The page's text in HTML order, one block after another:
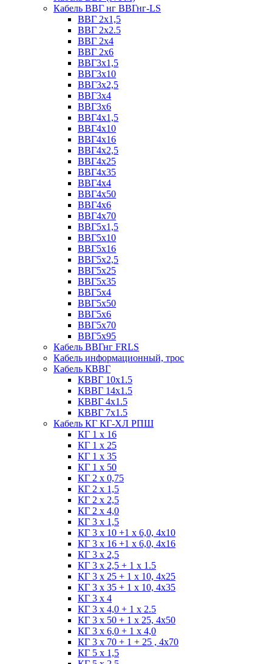
Кабель ВВГ нг ВВГнг-LS
ВВГ 2х1,5
ВВГ 2х2.5
ВВГ 2х4
ВВГ 2х6
ВВГ3х1,5
ВВГ3х10
ВВГ3х2,5
ВВГ3х4
ВВГ3х6
ВВГ4х1,5
ВВГ4х10
ВВГ4х16
ВВГ4х2,5
ВВГ4х25
ВВГ4х35
ВВГ4х4
ВВГ4х50
ВВГ4х6
ВВГ4х70
ВВГ5х1,5
ВВГ5х10
ВВГ5х16
ВВГ5х2,5
ВВГ5х25
ВВГ5х35
ВВГ5х4
ВВГ5х50
ВВГ5х6
ВВГ5х70
ВВГ5х95
Кабель ВВГнг FRLS
Кабель информационный, трос
Кабель КВВГ
КВВГ 10х1.5
КВВГ 14х1.5
КВВГ 4х1.5
КВВГ 7х1.5
Кабель КГ КГ-ХЛ РПШ
КГ 1 х 16
КГ 1 х 25
КГ 1 х 35
КГ 1 х 50
КГ 2 х 0,75
КГ 2 х 1,5
КГ 2 х 2,5
КГ 2 х 4,0
КГ 3 х 1,5
КГ 3 х 10 +1 x 6,0, 4х10
КГ 3 х 16 +1 x 6,0, 4х16
КГ 3 х 2,5
КГ 3 х 2,5 + 1 x 1.5
КГ 3 х 25 + 1 х 10, 4х25
КГ 3 х 35 + 1 x 10, 4х35
КГ 3 х 4
КГ 3 х 4,0 + 1 x 2.5
КГ 3 х 50 + 1 x 25, 4х50
КГ 3 х 6,0 + 1 x 4,0
КГ 3 х 70 + 1 + 25 , 4х70
КГ 5 х 1,5